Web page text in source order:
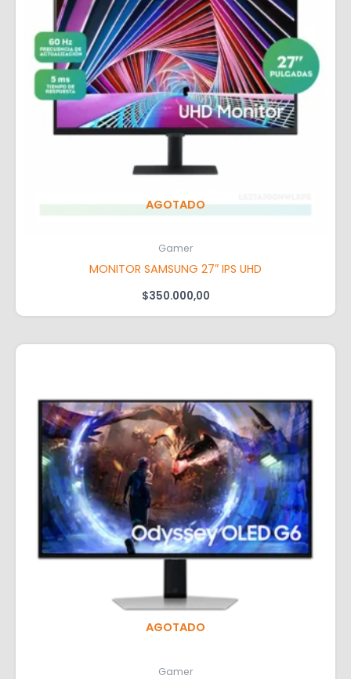
AGOTADO
Gamer
MONITOR SAMSUNG 27″ IPS UHD
$350.000,00
AGOTADO
Gamer